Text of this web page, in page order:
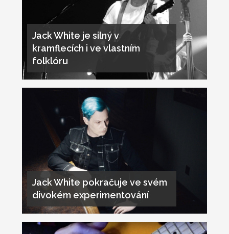
Jack White je silný v
kramflecích i ve vlastním
folklóru
Jack White pokračuje ve svém
divokém experimentování